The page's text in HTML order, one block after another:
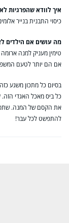
איך לוודא שהפרגיות
כיסוי התבנית בנייר
מה עושים אם הילדים
טימין מעניק למנה
אם הם יותר לטעם
בסיום כל מתכון משגע
כל ביס מאכל האגדי הזה.
את הקסם של המנה. שתפו
להתפשט לכל עבר!